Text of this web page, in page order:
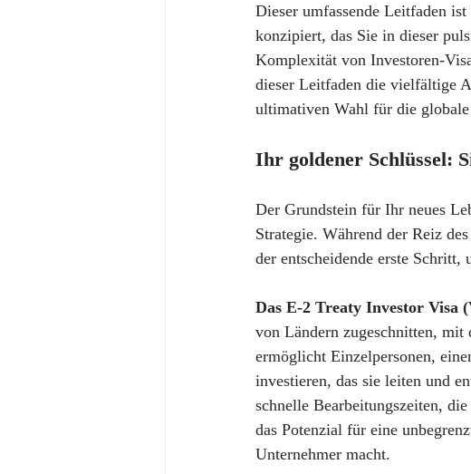
Dieser umfassende Leitfaden
konzipiert, das Sie in dieser
Komplexität von Investoren-
dieser Leitfaden die vielfältige
ultimativen Wahl für die
Ihr goldener Schlüssel:
Der Grundstein für Ihr neues
Strategie. Während der Reiz
der entscheidende erste
Das E-2 Treaty Investor Visa
von Ländern zugeschnitten, mit
ermöglicht Einzelpersonen,
investieren, das sie leiten und
schnelle Bearbeitungszeiten,
das Potenzial für eine
Unternehmer macht.